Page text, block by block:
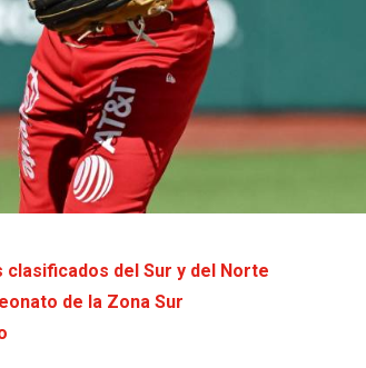
clasificados del Sur y del Norte
de la Zona Sur